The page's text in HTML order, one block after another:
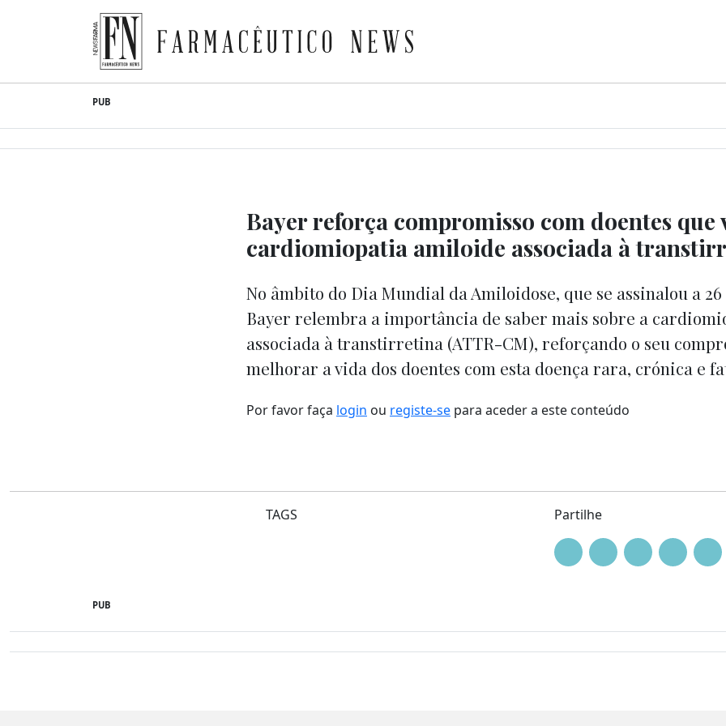
content
Farmacêutico News
PUB
Bayer reforça compromisso com doentes que
cardiomiopatia amiloide associada à
No âmbito do Dia Mundial da Amiloidose, que se assinalou a
Bayer relembra a importância de saber mais sobre a
associada à transtirretina (ATTR-CM), reforçando o seu
melhorar a vida dos doentes com esta doença rara, crónica e
Por favor faça login ou registe-se para aceder a este conteúdo
TAGS Partilhe
PUB